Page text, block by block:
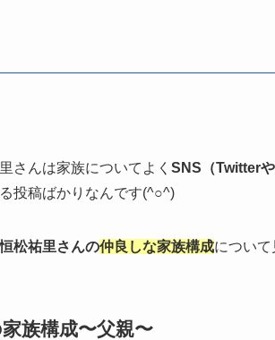
さんは家族についてよく SNS（Twitter
投稿ばかりなんです(^○^)
恒松祐里さんの仲良しな家族構成について
族構成〜父親〜